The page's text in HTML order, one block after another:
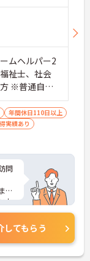
ムヘルパー2
祉士、社会
※普通自動
経験の方も相
年間休日110日以上
実績あり
問
す
お
ら
く
してもらう